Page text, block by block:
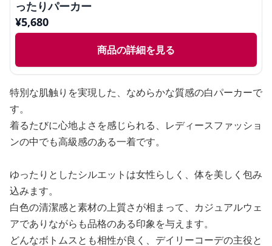
ったりパーカー
¥5,680
商品の詳細を見る
特別な肌触りを実現した、なめらかな質感の白パーカーで
す。
着るたびに心地よさを感じられる、レディースファッショ
ンの中でも高級感のある一着です。
ゆったりとしたシルエットは女性らしく、体を美しく包み
込みます。
白色の清潔感と素材の上質さが相まって、カジュアルウェ
アでありながらも品格のある印象を与えます。
どんなボトムスとも相性が良く、デイリーコーデの主役と